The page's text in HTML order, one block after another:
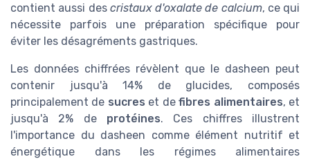
contient aussi des cristaux d'oxalate de calcium, ce qui
nécessite parfois une préparation spécifique pour
éviter les désagréments gastriques.
Les données chiffrées révèlent que le dasheen peut
contenir jusqu'à 14% de glucides, composés
principalement de sucres et defibres alimentaires, et
jusqu'à 2% de protéines. Ces chiffres illustrent
l'importance du dasheen comme élément nutritif et
énergétique dans les régimes alimentaires